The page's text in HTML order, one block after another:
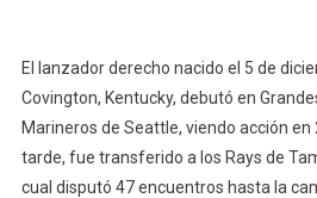
El lanzador derecho nacido el 5 de
Covington, Kentucky, debutó en
Marineros de Seattle, viendo acción en
tarde, fue transferido a los Rays de
cual disputó 47 encuentros hasta la